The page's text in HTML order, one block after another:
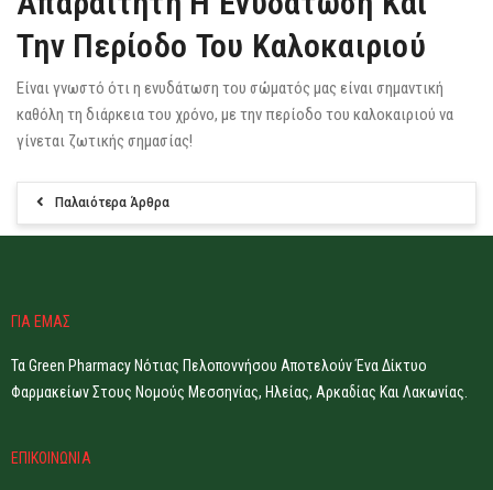
Την Περίοδο Του Καλοκαιριού
Είναι γνωστό ότι η ενυδάτωση του σώματός μας είναι σημαντική
καθόλη τη διάρκεια του χρόνο, με την περίοδο του καλοκαιριού να
γίνεται ζωτικής σημασίας!
Παλαιότερα Άρθρα
ΓΙΑ ΕΜΑΣ
Τα Green Pharmacy Νότιας Πελοποννήσου Αποτελούν Ένα Δίκτυο
Φαρμακείων Στους Νομούς Μεσσηνίας, Ηλείας, Αρκαδίας Και Λακωνίας.
ΕΠΙΚΟΙΝΩΝΙΑ